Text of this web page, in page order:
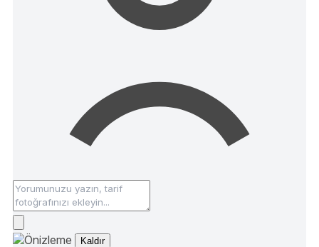
Kaldır